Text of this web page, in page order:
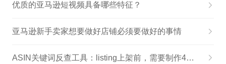
优质的亚马逊短视频具备哪些特征？
亚马逊新手卖家想要做好店铺必须要做好的事情
ASIN关键词反查工具：listing上架前，需要制作4种重要关键词大词